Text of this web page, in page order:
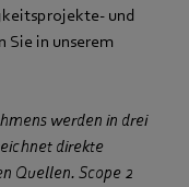
und
Sie in unserem
werden in drei
direkte
Quellen. Scope 2